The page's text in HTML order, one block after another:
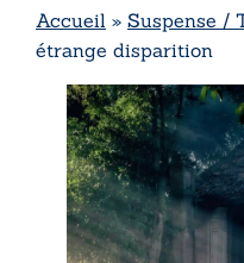
Accueil » Suspense /
étrange disparition